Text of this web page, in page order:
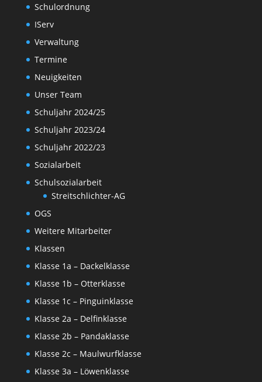
Schulordnung
IServ
Verwaltung
Termine
Neuigkeiten
Unser Team
Schuljahr 2024/25
Schuljahr 2023/24
Schuljahr 2022/23
Sozialarbeit
Schulsozialarbeit
Streitschlichter-AG
OGS
Weitere Mitarbeiter
Klassen
Klasse 1a – Dackelklasse
Klasse 1b – Otterklasse
Klasse 1c – Pinguinklasse
Klasse 2a – Delfinklasse
Klasse 2b – Pandaklasse
Klasse 2c – Maulwurfklasse
Klasse 3a – Löwenklasse